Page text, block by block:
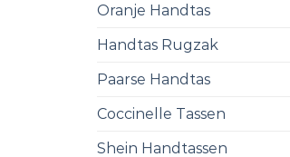
Oranje Handtas
Handtas Rugzak
Paarse Handtas
Coccinelle Tassen
Shein Handtassen